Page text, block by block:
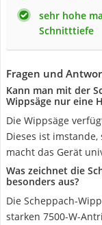
sehr hohe
Schnitttiefe
Fragen und
Kann man mit der
Wippsäge nur eine
Die Wippsäge
Dieses ist
macht das Gerät
Was zeichnet die
besonders aus?
Die Scheppach-
starken 7500-W-